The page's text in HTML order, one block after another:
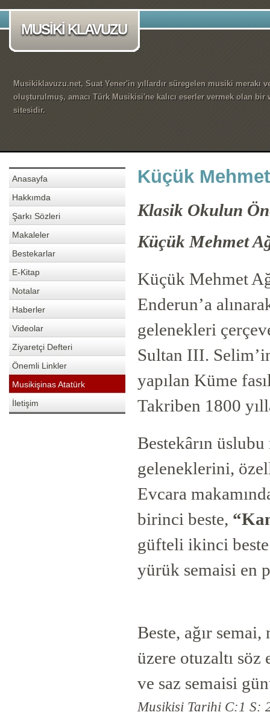
MUSİKİ KLAVUZU
Musikiklavuzu.net, Suat Yener'in yıllardır süregelen musiki merakı
oluşturulmuş, amacı Türk Musikisi'ne kalıcı eserler vermek olan bir
sitesidir.
Anasayfa
Hakkımda
Şarkı Sözleri
Makaleler
Bestekarlar
E-Kitap
Notalar
Haberler
Videolar
Ziyaretçi Defteri
Önemli Linkler
Musikişinas Atatürk
İletişim
Küçük
Klasik Okulun
Küçük Mehmet
Küçük Mehmet
Enderun’a
gelenekleri
Sultan III.
yapılan Küme
Takriben 1800
Bestekârın
geleneklerini,
Evcara
birinci beste,
güfteli ikinci
yürük semaisi en
Beste, ağır
üzere otuzaltı
ve saz semaisi
Musikisi Tarihi C:1 S: